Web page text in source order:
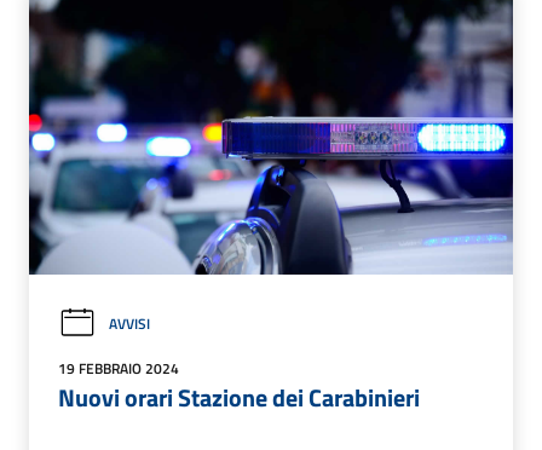
AVVISI
19 FEBBRAIO 2024
Nuovi orari Stazione dei Carabinieri